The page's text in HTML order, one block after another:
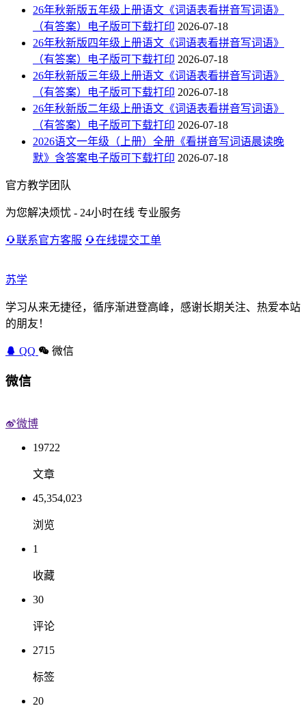
26年秋新版五年级上册语文《词语表看拼音写词语》
（有答案）电子版可下载打印 2026-07-18
26年秋新版四年级上册语文《词语表看拼音写词语》
（有答案）电子版可下载打印 2026-07-18
26年秋新版三年级上册语文《词语表看拼音写词语》
（有答案）电子版可下载打印 2026-07-18
26年秋新版二年级上册语文《词语表看拼音写词语》
（有答案）电子版可下载打印 2026-07-18
2026语文一年级（上册）全册《看拼音写词语晨读晚
默》含答案电子版可下载打印 2026-07-18
官方教学团队
为您解决烦忧 - 24小时在线 专业服务
联系官方客服 在线提交工单
苏学
学习从来无捷径，循序渐进登高峰，感谢长期关注、热爱本站
的朋友！
QQ 微信
微信
微博
19722
文章
45,354,023
浏览
1
收藏
30
评论
2715
标签
20